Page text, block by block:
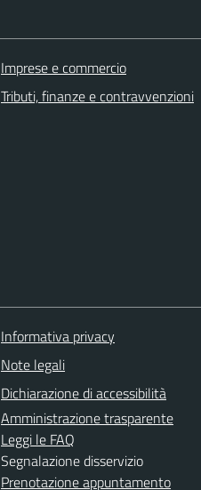
Imprese e commercio
Tributi, finanze e contravvenzioni
Informativa privacy
Note legali
Dichiarazione di accessibilità
Amministrazione trasparente
Leggi le FAQ
Segnalazione disservizio
Prenotazione appuntamento